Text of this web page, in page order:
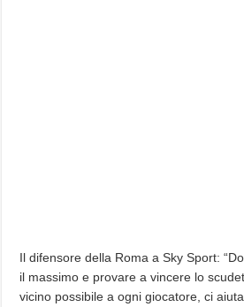
Il difensore della Roma a Sky Sport:
il massimo e provare a vincere lo
vicino possibile a ogni giocatore, ci